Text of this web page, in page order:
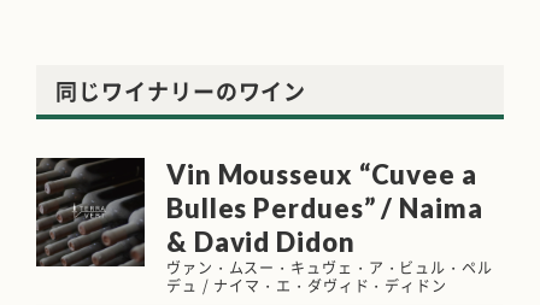
同じワイナリーのワイン
Vin Mousseux “Cuvee a
Bulles Perdues” / Naima
& David Didon
ヴァン・ムスー・キュヴェ・ア・ビュル・ペル
デュ / ナイマ・エ・ダヴィド・ディドン